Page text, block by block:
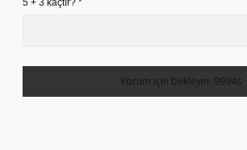
5 + 3 kaçtır? *